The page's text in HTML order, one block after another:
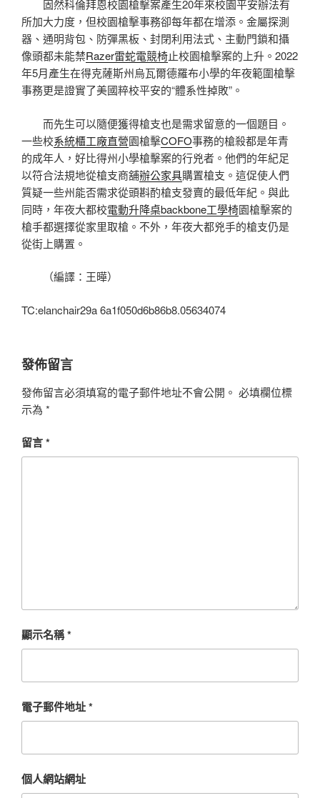
固然科倫拜恩校園槍擊案產生20年來校園平安辦法有
所加大力度，但校園槍擊事務卻每年都在增添。金屬探測
器、通明背包、防彈黑板、封閉利用法式、主動門鎖和攝
像頭都未能禁Razer雷蛇電競椅止校園槍擊案的上升。2022
年5月產生在得克薩斯州烏瓦爾德羅布小學的年夜範圍槍擊
事務更是證實了美國粹校平安的“體系性掉敗”。
而先生可以隨便獲得槍支也是需求留意的一個題目。
一些校系統櫃工廠直營園槍擊COFO事務的槍殺都是年青
的成年人，好比得州小學槍擊案的行兇者。他們的年紀足
以符合法規地從槍支商舖辦公家具購置槍支。這促使人們
質疑一些州能否需求從頭斟酌槍支發賣的最低年紀。與此
同時，年夜大都校電動升降桌backbone工學椅園槍擊案的
槍手都選擇從家里取槍。不外，年夜大都兇手的槍支仍是
從街上購置。
（編譯：王曄）
TC:elanchair29a 6a1f050d6b86b8.05634074
發佈留言
發佈留言必須填寫的電子郵件地址不會公開。 必填欄位標
示為 *
留言*
顯示名稱*
電子郵件地址*
個人網站網址